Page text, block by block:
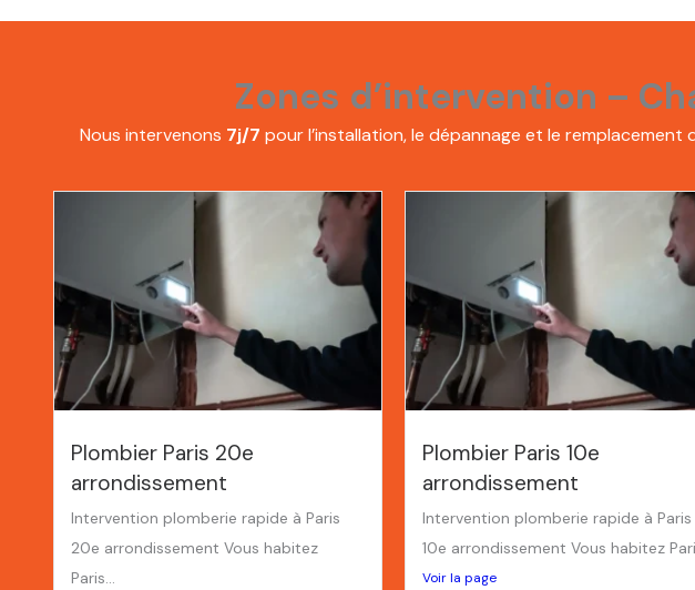
Zones d’intervention –
Nous intervenons 7j/7 pour l’installation, le dépannage et le remplacement
Plombier Paris 20e
arrondissement
Intervention plomberie rapide à Paris
20e arrondissement Vous habitez
Paris...
Plombier Paris 10e
arrondissement
Intervention plomberie rapide à Paris
10e arrondissement Vous habitez
Voir la page